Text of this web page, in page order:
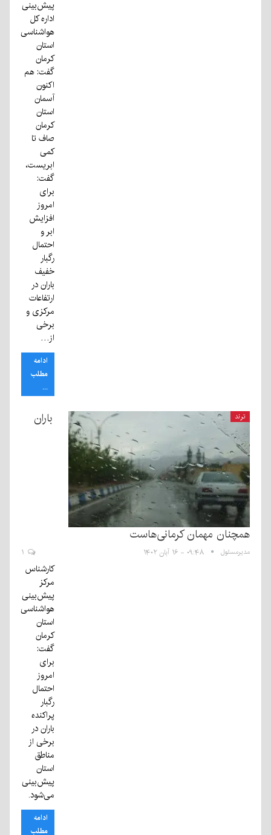
پیش‌بینی
اداره کل
هواشناسی
استان
کرمان
گفت: هم
اکنون
آسمان
استان
کرمان
صاف تا
کمی
ابریست،
گفت:
برای
امروز
افزایش
ابر و
احتمال
رگبار
خفیف
باران در
ارتفاعات
مرکزی و
برخی
از…
ادامه
مطلب
...
ترند باران
همچنان مهمان کرمانی‌هاست
مدیرمسئول ۰۹:۴۸ - ۱۶ آبان ۱۴۰۲
کارشناس
مرکز
پیش‌بینی
هواشناسی
استان
کرمان
گفت:
برای
امروز
احتمال
رگبار
پراکنده
باران در
برخی از
مناطق
استان
پیش‌بینی
می‌شود.
ادامه
مطلب